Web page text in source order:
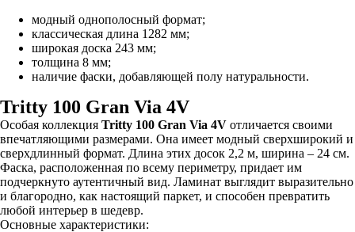
модный однополосный формат;
классическая длина 1282 мм;
широкая доска 243 мм;
толщина 8 мм;
наличие фаски, добавляющей полу натуральности.
Tritty 100 Gran Via 4V
Особая коллекция Tritty 100 Gran Via 4V отличается своими
впечатляющими размерами. Она имеет модный сверхширокий и
сверхдлинный формат. Длина этих досок 2,2 м, ширина – 24 см.
Фаска, расположенная по всему периметру, придает им
подчеркнуто аутентичный вид. Ламинат выглядит выразительно
и благородно, как настоящий паркет, и способен превратить
любой интерьер в шедевр.
Основные характеристики: